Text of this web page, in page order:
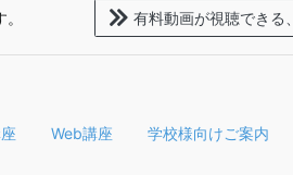
有料動画が視聴できる、
Web講座 学校様向けご案内